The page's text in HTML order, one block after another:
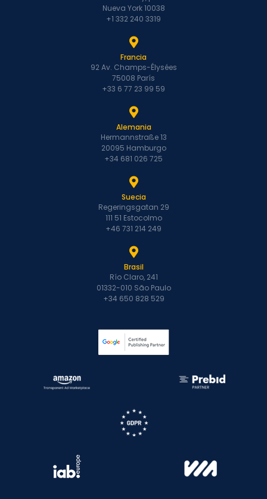
Nueva York 10038
+1 332 240 3319
Francia
92 Av. Champs-Élysées
75008 París
+33 6 77 23 99 59
Alemania
Hermannstraße 13
20095 Hamburgo
+34 681 026 725
Suecia
Regeringsgatan 29
111 51 Estocolmo
+46 731 214 249
Brasil
Río Claro, 241
01332-010 São Paulo
+34 650 828 529